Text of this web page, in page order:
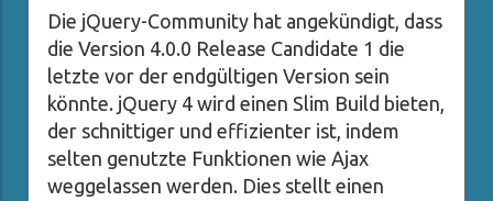
Die jQuery-Community hat angekündigt, dass
die Version 4.0.0 Release Candidate 1 die
letzte vor der endgültigen Version sein
könnte. jQuery 4 wird einen Slim Build bieten,
der schnittiger und effizienter ist, indem
selten genutzte Funktionen wie Ajax
weggelassen werden. Dies stellt einen